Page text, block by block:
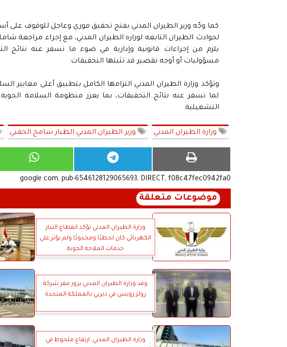
كما وجّه وزير الطيران المدني بفتح تحقيق فوري وعاجل للوقوف على
لحوادث الطيران التابعه لوزاره الطيران المدني، مع إجراء مراجعة
يلزم من إجراءات قانونية وإدارية في ضوء ما تسفر عنه نتائج
مسؤوليات أو أوجه تقصير قد تثبتها التحقيقات.
وتؤكد وزارة الطيران المدني التزامها الكامل بتطبيق أعلى معايير
لما تسفر عنه نتائج التحقيقات، بما يعزز منظومة السلامة
التشغيلية.
وزارة الطيران المدني وزير الطيران المدني الطيار سامح الحفني
google.com, pub-6546128129065693, DIRECT, f08c47fec0942fa0
موضوعات متعلقة
وزارة الطيران المدني تؤكد انقطاع التيار
الكهربائي كان لحظيًا ومحدودًا ولم يؤثر علي
خدمات الملاحة الجوية
وفد وزارة الطيران المدني يزور مقر شركة
رولز رويس في ديربي بالمملكة المتحدة
وزارة الطيران المدني: ارتفاع ملحوظ في